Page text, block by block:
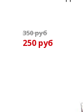
350руб
250 руб